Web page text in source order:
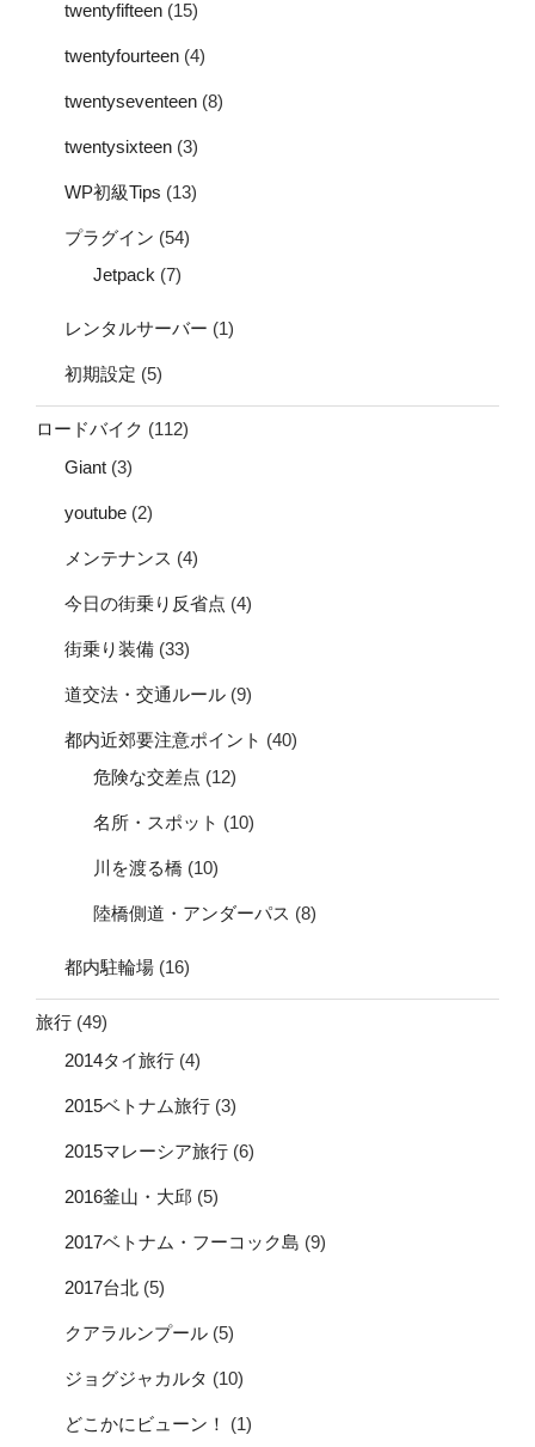
twentyfifteen (15)
twentyfourteen (4)
twentyseventeen (8)
twentysixteen (3)
WP初級Tips (13)
プラグイン (54)
Jetpack (7)
レンタルサーバー (1)
初期設定 (5)
ロードバイク (112)
Giant (3)
youtube (2)
メンテナンス (4)
今日の街乗り反省点 (4)
街乗り装備 (33)
道交法・交通ルール (9)
都内近郊要注意ポイント (40)
危険な交差点 (12)
名所・スポット (10)
川を渡る橋 (10)
陸橋側道・アンダーパス (8)
都内駐輪場 (16)
旅行 (49)
2014タイ旅行 (4)
2015ベトナム旅行 (3)
2015マレーシア旅行 (6)
2016釜山・大邱 (5)
2017ベトナム・フーコック島 (9)
2017台北 (5)
クアラルンプール (5)
ジョグジャカルタ (10)
どこかにビューン！ (1)